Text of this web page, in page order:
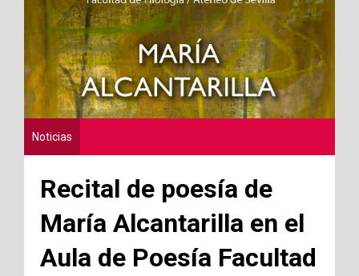
Noticias
Recital de poesía de
María Alcantarilla en el
Aula de Poesía Facultad